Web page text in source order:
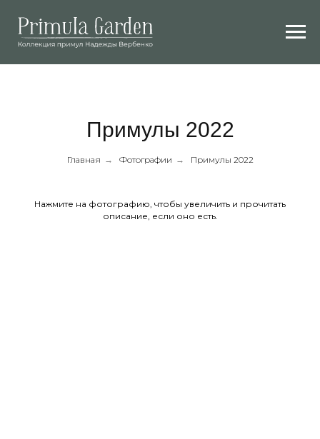
Примулы 2022
Главная → Фотографии → Примулы 2022
Нажмите на фотографию, чтобы увеличить и прочитать
описание, если оно есть.